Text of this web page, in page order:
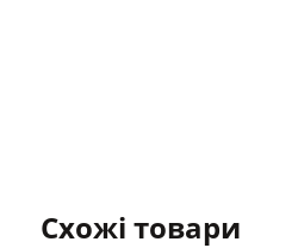
Схожі товари